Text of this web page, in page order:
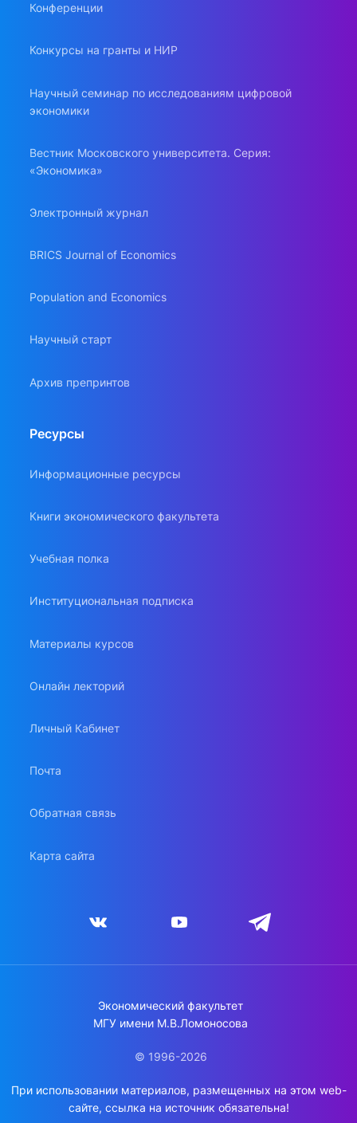
Конференции
Конкурсы на гранты и НИР
Научный семинар по исследованиям цифровой
экономики
Вестник Московского университета. Серия:
«Экономика»
Электронный журнал
BRICS Journal of Economics
Population and Economics
Научный старт
Архив препринтов
Ресурсы
Информационные ресурсы
Книги экономического факультета
Учебная полка
Институциональная подписка
Материалы курсов
Онлайн лекторий
Личный Кабинет
Почта
Обратная связь
Карта сайта
Экономический факультет
МГУ имени М.В.Ломоносова
© 1996-2026
При использовании материалов, размещенных на этом web-
сайте, ссылка на источник обязательна!